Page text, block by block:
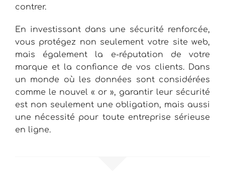
contrer.
En investissant dans une sécurité renforcée,
vous protégez non seulement votre site web,
mais également la e-réputation de votre
marque et la confiance de vos clients. Dans
un monde où les données sont considérées
comme le nouvel « or », garantir leur sécurité
est non seulement une obligation, mais aussi
une nécessité pour toute entreprise sérieuse
en ligne.